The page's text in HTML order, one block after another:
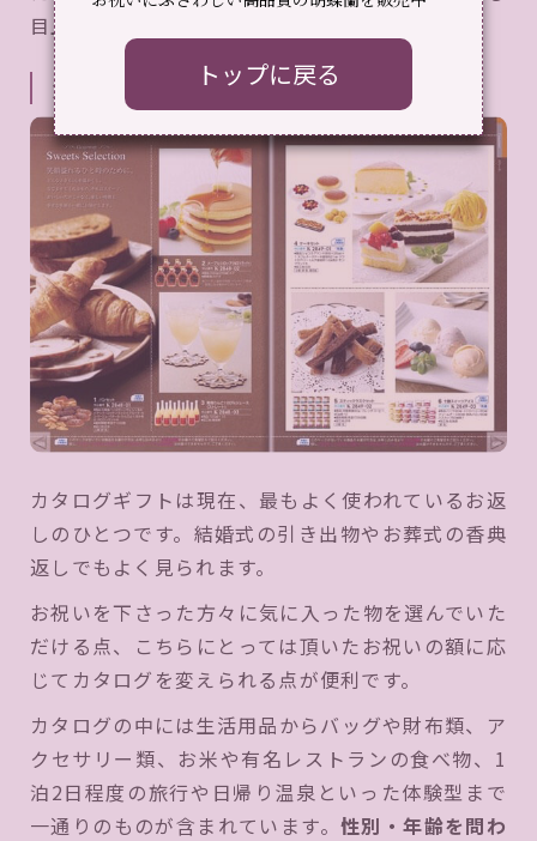
トップに戻る
目上の方への万年筆はNG。後述）。
カタログギフト
カタログギフトは現在、最もよく使われているお返
しのひとつです。結婚式の引き出物やお葬式の香典
返しでもよく見られます。
お祝いを下さった方々に気に入った物を選んでいた
だける点、こちらにとっては頂いたお祝いの額に応
じてカタログを変えられる点が便利です。
カタログの中には生活用品からバッグや財布類、ア
クセサリー類、お米や有名レストランの食べ物、1
泊2日程度の旅行や日帰り温泉といった体験型まで
一通りのものが含まれています。 性別・年齢を問わ